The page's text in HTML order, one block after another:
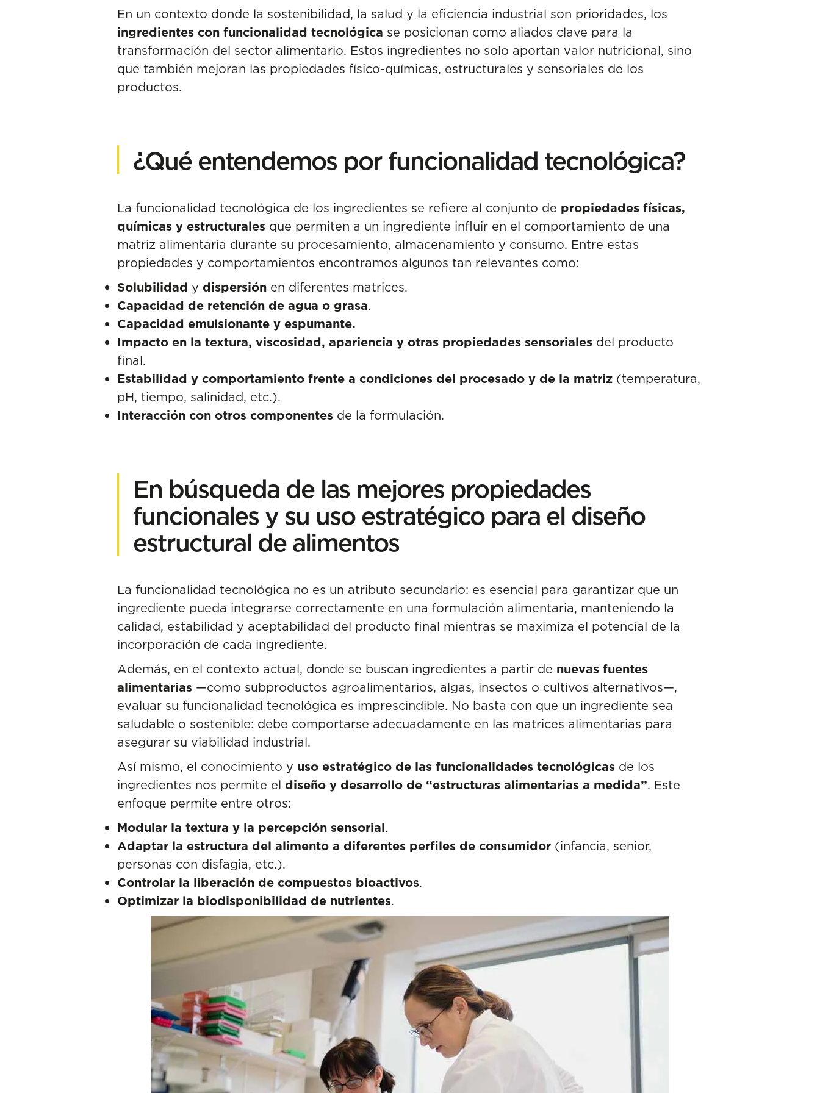
estratégico para el diseño
estructural de alimentos
OPTIPROT y 3SLEKA: dos
proyectos que impulsan la
ingredientes
AZTI?
En un contexto donde la sostenibilidad, la salud y la eficiencia industrial son prioridades, los
ingredientes con funcionalidad tecnológica se posicionan como aliados clave para la
transformación del sector alimentario. Estos ingredientes no solo aportan valor nutricional, sino
que también mejoran las propiedades físico-químicas, estructurales y sensoriales de los
productos.
¿Qué entendemos por funcionalidad tecnológica?
La funcionalidad tecnológica de los ingredientes se refiere al conjunto de propiedades físicas,
químicas y estructurales que permiten a un ingrediente influir en el comportamiento de una
matriz alimentaria durante su procesamiento, almacenamiento y consumo. Entre estas
propiedades y comportamientos encontramos algunos tan relevantes como:
Solubilidad y dispersión en diferentes matrices.
Capacidad de retención de agua o grasa.
Capacidad emulsionante y espumante.
Impacto en la textura, viscosidad, apariencia y otras propiedades sensoriales del producto
final.
Estabilidad y comportamiento frente a condiciones del procesado y de la matriz (temperatura,
pH, tiempo, salinidad, etc.).
Interacción con otros componentes de la formulación.
En búsqueda de las mejores propiedades
funcionales y su uso estratégico para el diseño
estructural de alimentos
La funcionalidad tecnológica no es un atributo secundario: es esencial para garantizar que un
ingrediente pueda integrarse correctamente en una formulación alimentaria, manteniendo la
calidad, estabilidad y aceptabilidad del producto final mientras se maximiza el potencial de la
incorporación de cada ingrediente.
Además, en el contexto actual, donde se buscan ingredientes a partir de nuevas fuentes
alimentarias —como subproductos agroalimentarios, algas, insectos o cultivos alternativos—,
evaluar su funcionalidad tecnológica es imprescindible. No basta con que un ingrediente sea
saludable o sostenible: debe comportarse adecuadamente en las matrices alimentarias para
asegurar su viabilidad industrial.
Así mismo, el conocimiento y uso estratégico de las funcionalidades tecnológicas de los
ingredientes nos permite el diseño y desarrollo de “estructuras alimentarias a medida”. Este
enfoque permite entre otros:
Modular la textura y la percepción sensorial.
Adaptar la estructura del alimento a diferentes perfiles de consumidor (infancia, senior,
personas con disfagia, etc.).
Controlar la liberación de compuestos bioactivos.
Optimizar la biodisponibilidad de nutrientes.